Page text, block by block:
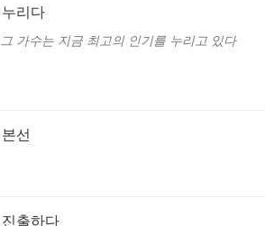
누리다
그 가수는 지금 최고의 인기를 누리고 있다
본선
진출하다